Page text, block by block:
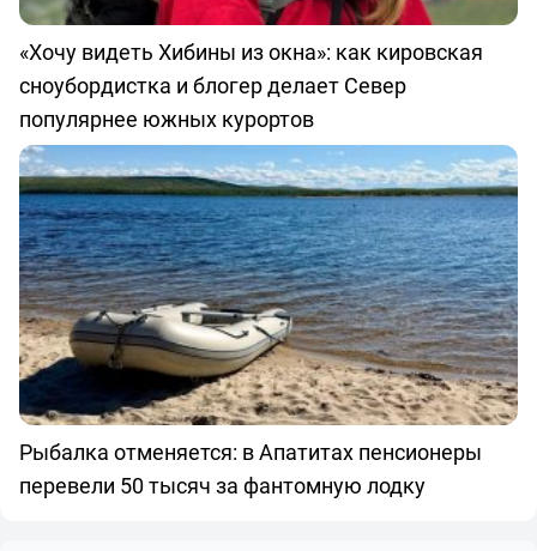
«Хочу видеть Хибины из окна»: как кировская
сноубордистка и блогер делает Север
популярнее южных курортов
Рыбалка отменяется: в Апатитах пенсионеры
перевели 50 тысяч за фантомную лодку